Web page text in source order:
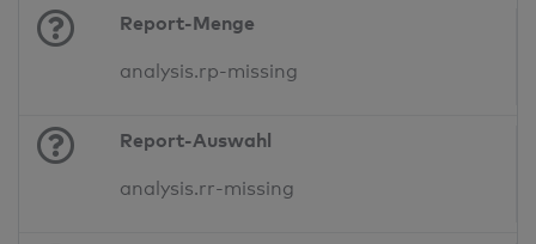
Report-Menge
analysis.rp-missing
Report-Auswahl
analysis.rr-missing